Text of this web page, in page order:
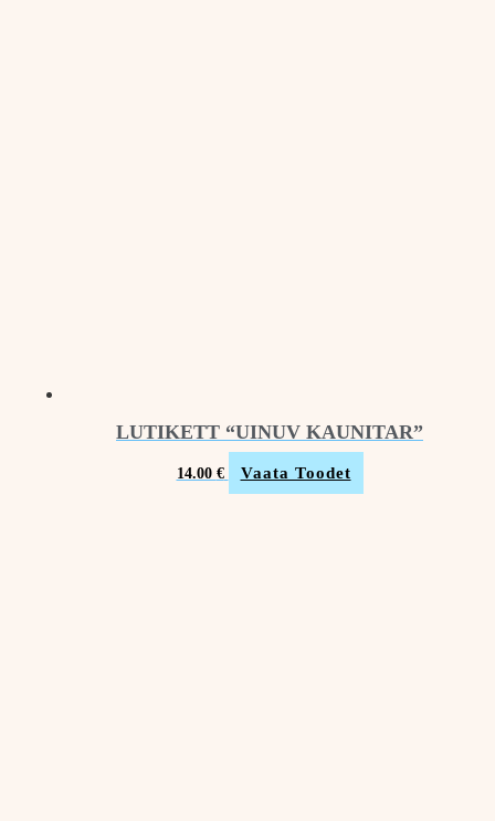
LUTIKETT “UINUV KAUNITAR”
14.00 € Vaata Toodet